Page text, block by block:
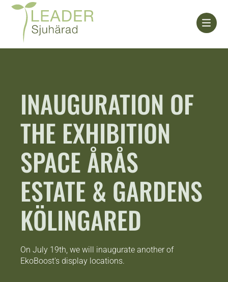
Skip
INAUGURATION OF
THE EXHIBITION
SPACE ÅRÅS
ESTATE & GARDENS
KÖLINGARED
On July 19th, we will inaugurate another of
EkoBoost's display locations.